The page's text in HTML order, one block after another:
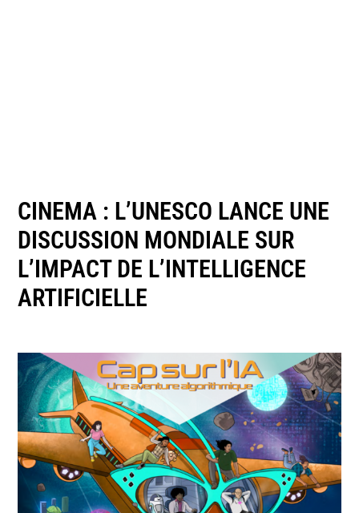
CINEMA : L’UNESCO LANCE UNE
DISCUSSION MONDIALE SUR
L’IMPACT DE L’INTELLIGENCE
ARTIFICIELLE